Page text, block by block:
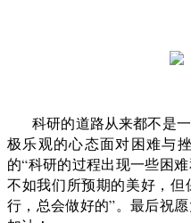
科研的道路从来都不是
极乐观的心态面对困难与
的“科研的过程出现一些困
不如我们所预期的美好，
行，总会做好的”。最后祝